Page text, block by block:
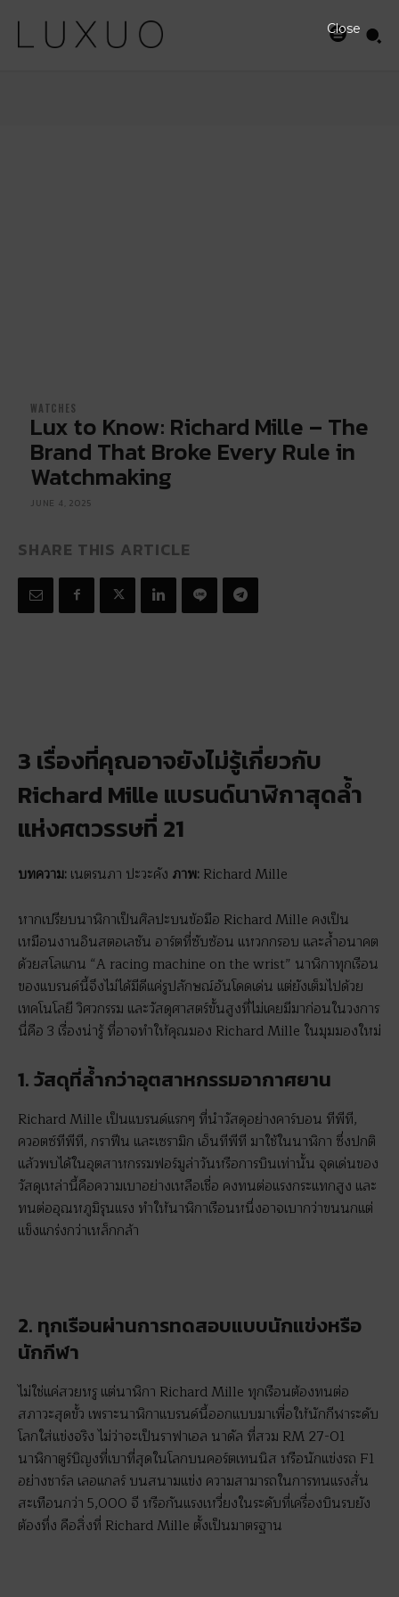
WATCHES
Lux to Know: Richard Mille – The
Brand That Broke Every Rule in
Watchmaking
JUNE 4, 2025
SHARE THIS ARTICLE
3 เรื่องที่คุณอาจยังไม่รู้เกี่ยวกับ
Richard Mille แบรนด์นาฬิกาสุดล้ำ
แห่งศตวรรษที่ 21
บทความ: เนตรนภา ปะวะคัง ภาพ: Richard Mille
หากเปรียบนาฬิกาเป็นศิลปะบนข้อมือ Richard Mille คงเป็น
เหมือนงานอินสตอเลชัน อาร์ตที่ซับซ้อน แหวกกรอบ และล้ำอนาคต
ด้วยสโลแกน “A racing machine on the wrist” นาฬิกาทุกเรือน
ของแบรนด์นี้จึงไม่ได้มีดีแค่รูปลักษณ์อันโดดเด่น แต่ยังเต็มไปด้วย
เทคโนโลยี วิศวกรรม และวัสดุศาสตร์ขั้นสูงที่ไม่เคยมีมาก่อนในวงการ
นี่คือ 3 เรื่องน่ารู้ ที่อาจทำให้คุณมอง Richard Mille ในมุมมองใหม่
1. วัสดุที่ล้ำกว่าอุตสาหกรรมอากาศยาน
Richard Mille เป็นแบรนด์แรกๆ ที่นำวัสดุอย่างคาร์บอน ทีพีที,
ควอตซ์ทีพีที, กราฟีน และเซรามิก เอ็นทีพีที มาใช้ในนาฬิกา ซึ่งปกติ
แล้วพบได้ในอุตสาหกรรมฟอร์มูล่าวันหรือการบินเท่านั้น จุดเด่นของ
วัสดุเหล่านี้คือความเบาอย่างเหลือเชื่อ คงทนต่อแรงกระแทกสูง และ
ทนต่ออุณหภูมิรุนแรง ทำให้นาฬิกาเรือนหนึ่งอาจเบากว่าขนนกแต่
แข็งแกร่งกว่าเหล็กกล้า
2. ทุกเรือนผ่านการทดสอบแบบนักแข่งหรือ
นักกีฬา
ไม่ใช่แค่สวยหรู แต่นาฬิกา Richard Mille ทุกเรือนต้องทนต่อ
สภาวะสุดขั้ว เพราะนาฬิกาแบรนด์นี้ออกแบบมาเพื่อให้นักกีฬาระดับ
โลกใส่แข่งจริง ไม่ว่าจะเป็นราฟาเอล นาดัล ที่สวม RM 27-01
นาฬิกาตูร์บิญงที่เบาที่สุดในโลกบนคอร์ตเทนนิส หรือนักแข่งรถ F1
อย่างชาร์ล เลอแกลร์ บนสนามแข่ง ความสามารถในการทนแรงสั่น
สะเทือนกว่า 5,000 จี หรือกันแรงเหวี่ยงในระดับที่เครื่องบินรบยัง
ต้องทึ่ง คือสิ่งที่ Richard Mille ตั้งเป็นมาตรฐาน
Close